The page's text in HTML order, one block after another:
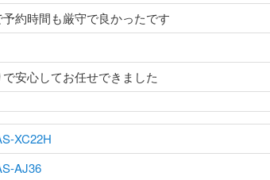
約時間も厳守で良かったです
安心してお任せできました
XC22H
AJ36